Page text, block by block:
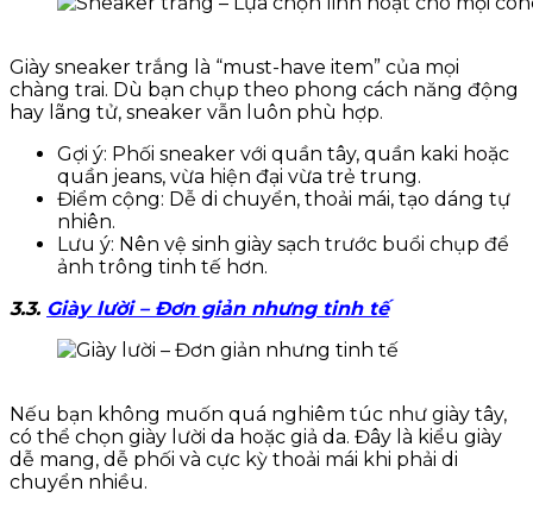
Giày sneaker trắng là “must-have item” của mọi
chàng trai. Dù bạn chụp theo phong cách năng động
hay lãng tử, sneaker vẫn luôn phù hợp.
Gợi ý: Phối sneaker với quần tây, quần kaki hoặc
quần jeans, vừa hiện đại vừa trẻ trung.
Điểm cộng: Dễ di chuyển, thoải mái, tạo dáng tự
nhiên.
Lưu ý: Nên vệ sinh giày sạch trước buổi chụp để
ảnh trông tinh tế hơn.
3.3. Giày lười – Đơn giản nhưng tinh tế
Nếu bạn không muốn quá nghiêm túc như giày tây,
có thể chọn giày lười da hoặc giả da. Đây là kiểu giày
dễ mang, dễ phối và cực kỳ thoải mái khi phải di
chuyển nhiều.